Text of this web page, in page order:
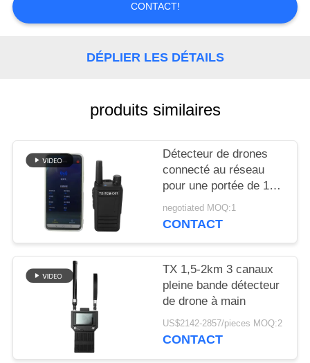
BLOGUE
DEMANDEZ
CITATION
PLAN
DU
PRIVACY
POLICY
CONTACT!
DÉPLIER LES DÉTAILS
produits similaires
Détecteur de drones
connecté au réseau
pour une portée de 1
negotiated MOQ:1
CONTACT
TX 1,5-2km 3 canaux
pleine bande détecteur
de drone à main
US$2142-2857/pieces MOQ:2
CONTACT